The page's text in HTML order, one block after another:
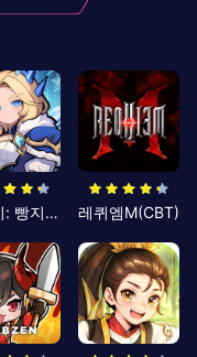
킹방치: 빵지의 제왕 레퀴엠M(CBT)